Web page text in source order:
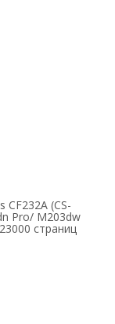
(CS-
Pro/ M203dw
страниц